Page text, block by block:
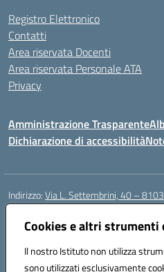
Cookies e altri strumenti
Il nostro Istituto non utilizza
sono utilizzati esclusivamente
Registro Elettronico
Contatti
Area riservata Docenti
Area riservata Personale ATA
Privacy
Amministrazione Trasparente
Dichiarazione di accessibilità
Indirizzo:Via L. Settembrini, 40 –
Centralino:
Posta elettronica certificata (PEC):
Codice fiscale: 80009710619
Codice meccanografico:CEIC818008